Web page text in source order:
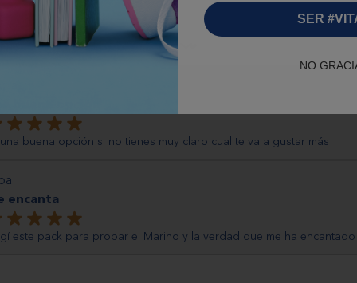
por:
buena opción si no tienes muy claro cual te va a gustar más
por
encanta
este pack para probar el Marino y la verdad que me ha encantado
SER
NO